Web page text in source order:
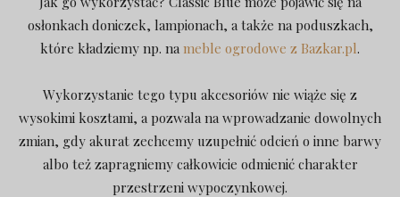
osłonkach doniczek, lampionach, a także na poduszkach,
które kładziemy np. na meble ogrodowe z Bazkar.pl.
Wykorzystanie tego typu akcesoriów nie wiąże się z
wysokimi kosztami, a pozwala na wprowadzanie dowolnych
zmian, gdy akurat zechcemy uzupełnić odcień o inne barwy
albo też zapragniemy całkowicie odmienić charakter
przestrzeni wypoczynkowej.